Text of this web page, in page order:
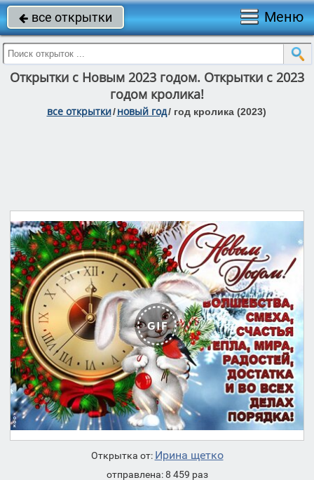
 все открытки Меню
Открытки с Новым 2023 годом. Открытки с 2023
годом кролика!
все открытки/ новый год/ год кролика (2023)
Открытка от: Ирина щетко
отправлена: 8 459 раз